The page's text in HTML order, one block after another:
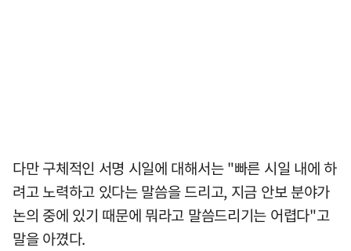
다만 구체적인 서명 시일에 대해서는 "빠른 시일 내에 하
려고 노력하고 있다는 말씀을 드리고, 지금 안보 분야가
논의 중에 있기 때문에 뭐라고 말씀드리기는 어렵다"고
말을 아꼈다.